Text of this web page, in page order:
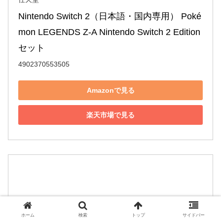
Nintendo Switch 2（日本語・国内専用） Poké
mon LEGENDS Z-A Nintendo Switch 2 Edition
セット
4902370553505
Amazonで見る
楽天市場で見る
ホーム 検索 トップ サイドバー